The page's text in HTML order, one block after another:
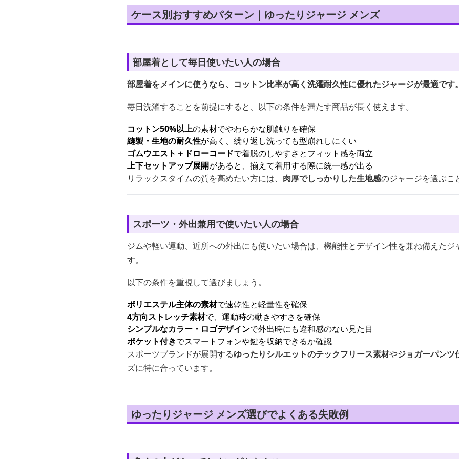
ケース別おすすめパターン｜ゆったりジャージ メンズ
部屋着として毎日使いたい人の場合
部屋着をメインに使うなら、コットン比率が高く洗濯耐久性に優れたジャージが最適です。
毎日洗濯することを前提にすると、以下の条件を満たす商品が長く使えます。
コットン50%以上の素材でやわらかな肌触りを確保
縫製・生地の耐久性が高く、繰り返し洗っても型崩れしにくい
ゴムウエスト＋ドローコードで着脱のしやすさとフィット感を両立
上下セットアップ展開があると、揃えて着用する際に統一感が出る
リラックスタイムの質を高めたい方には、 肉厚でしっかりした生地感のジャージを選ぶこ
スポーツ・外出兼用で使いたい人の場合
ジムや軽い運動、近所への外出にも使いたい場合は、機能性とデザイン性を兼ね備えたジ
す。
以下の条件を重視して選びましょう。
ポリエステル主体の素材で速乾性と軽量性を確保
4方向ストレッチ素材で、運動時の動きやすさを確保
シンプルなカラー・ロゴデザインで外出時にも違和感のない見た目
ポケット付きでスマートフォンや鍵を収納できるか確認
スポーツブランドが展開するゆったりシルエットのテックフリース素材やジョガーパンツ
ズに特に合っています。
ゆったりジャージ メンズ選びでよくある失敗例